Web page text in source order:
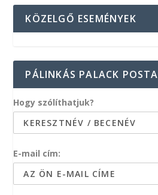
KÖZELGŐ ESEMÉNYEK
PÁLINKÁS PALACK POSTA
Hogy szólíthatjuk?
E-mail cím: